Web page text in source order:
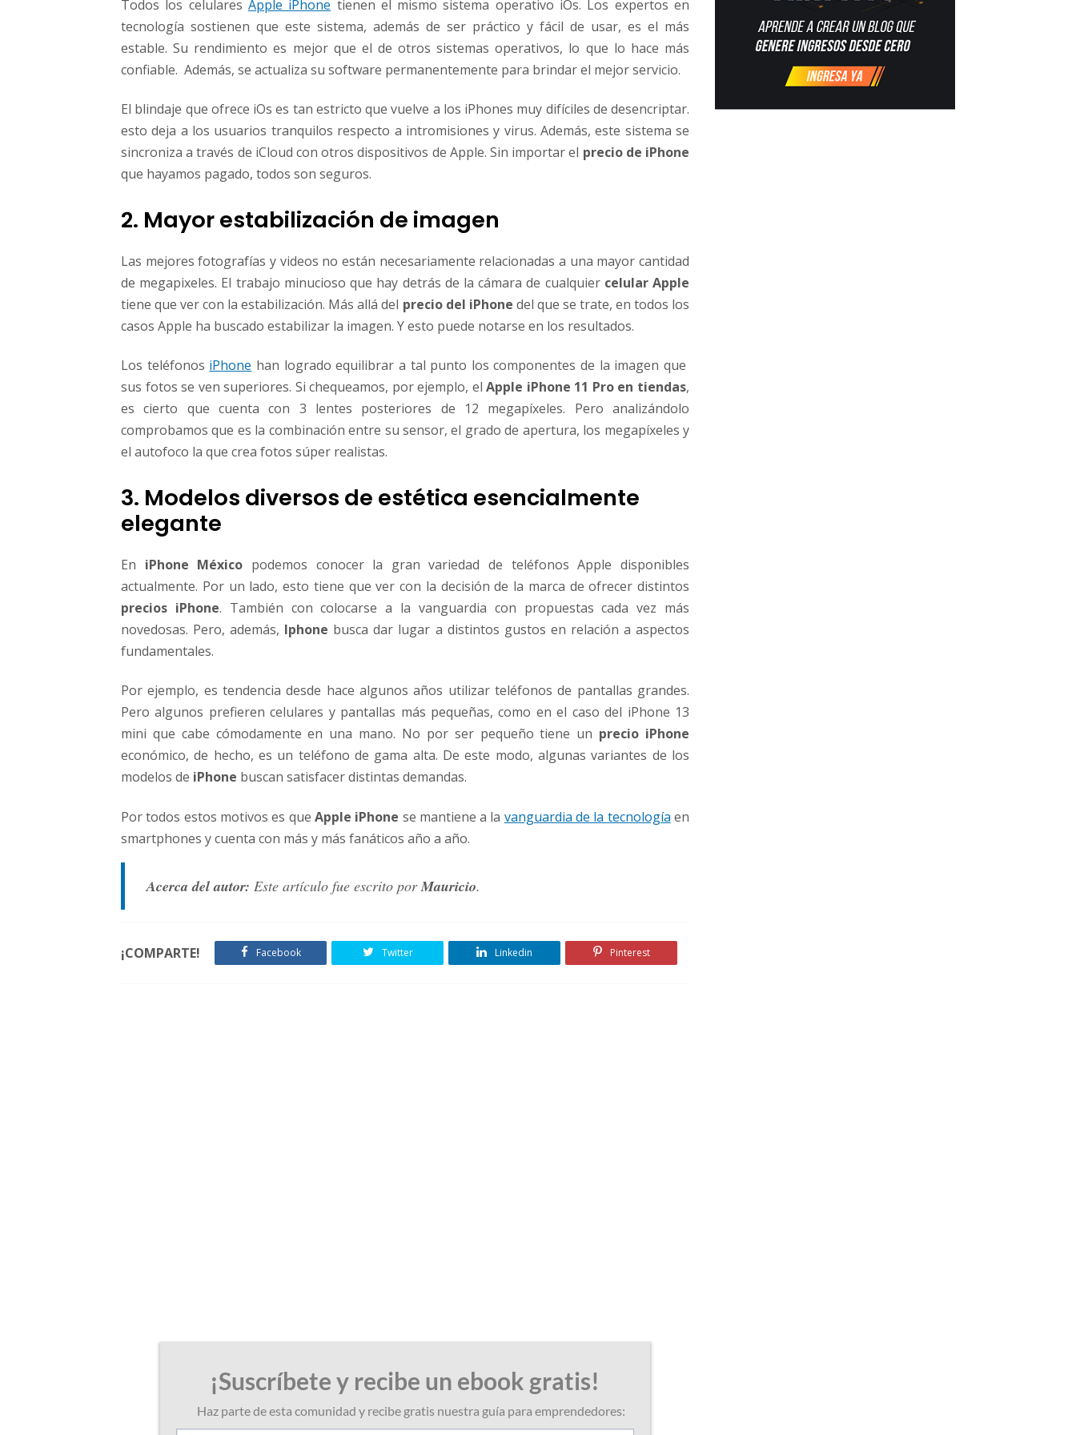
Todos los celulares Apple iPhone tienen el mismo sistema operativo iOs. Los expertos en
tecnología sostienen que este sistema, además de ser práctico y fácil de usar, es el más
estable. Su rendimiento es mejor que el de otros sistemas operativos, lo que lo hace más
confiable. Además, se actualiza su software permanentemente para brindar el mejor servicio.
El blindaje que ofrece iOs es tan estricto que vuelve a los iPhones muy difíciles de desencriptar.
esto deja a los usuarios tranquilos respecto a intromisiones y virus. Además, este sistema se
sincroniza a través de iCloud con otros dispositivos de Apple. Sin importar el precio de iPhone
que hayamos pagado, todos son seguros.
2. Mayor estabilización de imagen
Las mejores fotografías y videos no están necesariamente relacionadas a una mayor cantidad
de megapixeles. El trabajo minucioso que hay detrás de la cámara de cualquier celular Apple
tiene que ver con la estabilización. Más allá del precio del iPhone del que se trate, en todos los
casos Apple ha buscado estabilizar la imagen. Y esto puede notarse en los resultados.
Los teléfonos iPhone han logrado equilibrar a tal punto los componentes de la imagen que
sus fotos se ven superiores. Si chequeamos, por ejemplo, elApple iPhone 11 Pro en tiendas,
es cierto que cuenta con 3 lentes posteriores de 12 megapíxeles. Pero analizándolo
comprobamos que es la combinación entre su sensor, el grado de apertura, los megapíxeles y
el autofoco la que crea fotos súper realistas.
3. Modelos diversos de estética esencialmente
elegante
En iPhone México podemos conocer la gran variedad de teléfonos Apple disponibles
actualmente. Por un lado, esto tiene que ver con la decisión de la marca de ofrecer distintos
precios iPhone. También con colocarse a la vanguardia con propuestas cada vez más
novedosas. Pero, además, Iphone busca dar lugar a distintos gustos en relación a aspectos
fundamentales.
Por ejemplo, es tendencia desde hace algunos años utilizar teléfonos de pantallas grandes.
Pero algunos prefieren celulares y pantallas más pequeñas, como en el caso del iPhone 13
mini que cabe cómodamente en una mano. No por ser pequeño tiene un precio iPhone
económico, de hecho, es un teléfono de gama alta. De este modo, algunas variantes de los
modelos de iPhone buscan satisfacer distintas demandas.
Por todos estos motivos es que Apple iPhone se mantiene a la vanguardia de la tecnología en
smartphones y cuenta con más y más fanáticos año a año.
Acerca del autor: Este artículo fue escrito porMauricio.
¡COMPARTE! Facebook Twitter Linkedin Pinterest